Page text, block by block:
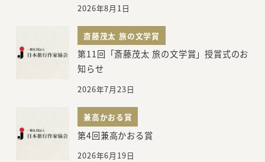
2026年8月1日
斎藤茂太 旅の文学賞
第11回「斎藤茂太 旅の文学賞」授賞式のお
知らせ
2026年7月23日
兼高かおる賞
第4回兼高かおる賞
2026年6月19日